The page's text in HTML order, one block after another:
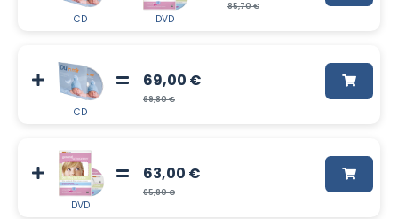
CD DVD
85,70 €
CD
69,80 €
69,00 €
DVD
65,80 €
63,00 €